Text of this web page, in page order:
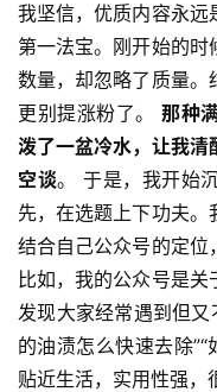
我坚信，优质内容永远
第一法宝。刚开始的
数量，却忽略了质量。
更别提涨粉了。 那种
泼了一盆冷水，让我清
空谈。 于是，我开始
先，在选题上下功夫
结合自己公众号的定位
比如，我的公众号是
发现大家经常遇到但
的油渍怎么快速去除
贴近生活，实用性强，